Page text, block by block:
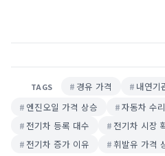
TAGS 경유 가격
내연기
엔진오일 가격 상승
자동차 수
전기차 등록 대수
전기차 시장
전기차 증가 이유
휘발유 가격